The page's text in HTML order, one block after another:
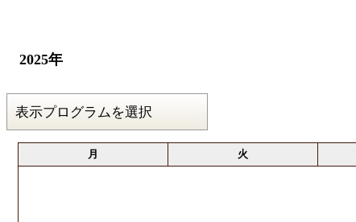
2025年
月 火